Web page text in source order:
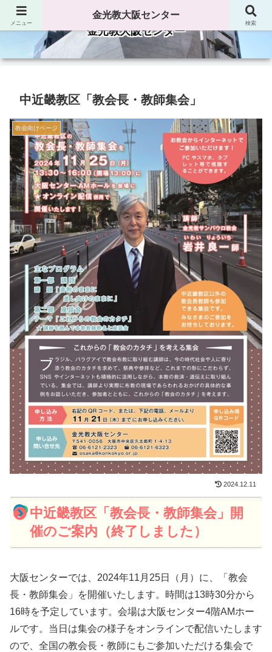
金光教大阪センター
中近畿教区「教会長・教師集会」
教会向けページ
2024.12.11
中近畿教区「教会長・教師集会」開
催のご案内（終了しました）
大阪センターでは、2024年11月25日（月）に、「教会
長・教師集会」を開催いたします。時間は13時30分から
16時を予定しています。会場は大阪センター4階AMホー
ルです。当日は集会の様子をオンラインで配信いたします
ので、全国の教会長・教師にもご参加いただける集会で
メニュー
金光教大阪センター
検索